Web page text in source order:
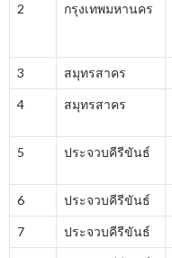
2 กรุงเทพมหานคร
3 สมุทรสาคร
4 สมุทรสาคร
5 ประจวบคีรีขันธ์
6 ประจวบคีรีขันธ์
7 ประจวบคีรีขันธ์